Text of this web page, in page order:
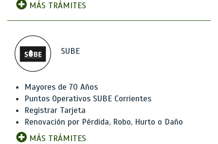
MÁS TRÁMITES
SUBE
Mayores de 70 Años
Puntos Operativos SUBE Corrientes
Registrar Tarjeta
Renovación por Pérdida, Robo, Hurto o Daño
MÁS TRÁMITES